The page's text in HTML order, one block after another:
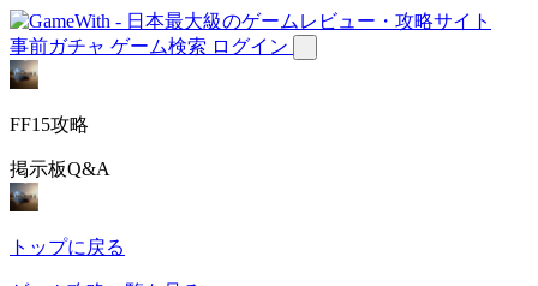
事前ガチャ ゲーム検索 ログイン
FF15攻略
掲示板Q&A
トップに戻る